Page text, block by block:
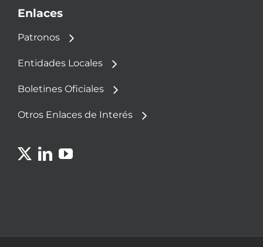
Enlaces
Patronos
Entidades Locales
Boletines Oficiales
Otros Enlaces de Interés